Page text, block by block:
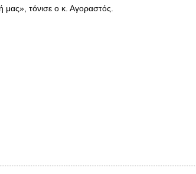
μας», τόνισε ο κ. Αγοραστός.